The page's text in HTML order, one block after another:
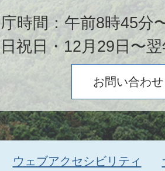
時間：午前8時45分
祝日・12月29日〜
お問い合わせ
ウェブアクセシビリティ